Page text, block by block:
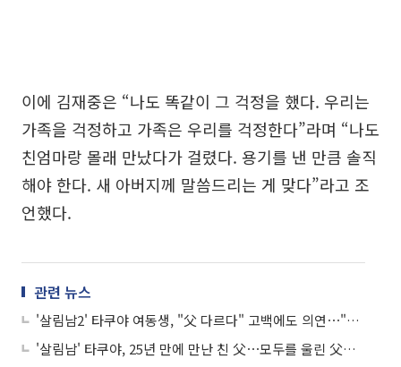
이에 김재중은 “나도 똑같이 그 걱정을 했다. 우리는
가족을 걱정하고 가족은 우리를 걱정한다”라며 “나도
친엄마랑 몰래 만났다가 걸렸다. 용기를 낸 만큼 솔직
해야 한다. 새 아버지께 말씀드리는 게 맞다”라고 조
언했다.
관련 뉴스
'살림남2' 타쿠야 여동생, "父 다르다" 고백에도 의연⋯"그래도 우린 남매"
'살림남' 타쿠야, 25년 만에 만난 친 父⋯모두를 울린 父의 한마디